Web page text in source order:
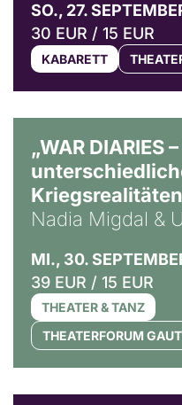
SO., 27.
30 EUR / 15 EUR
KABARETT
„WAR DIARIES
Nadia Migdal &
MI., 30.
39 EUR / 15 EUR
THEATER & TANZ
THEATERFORUM